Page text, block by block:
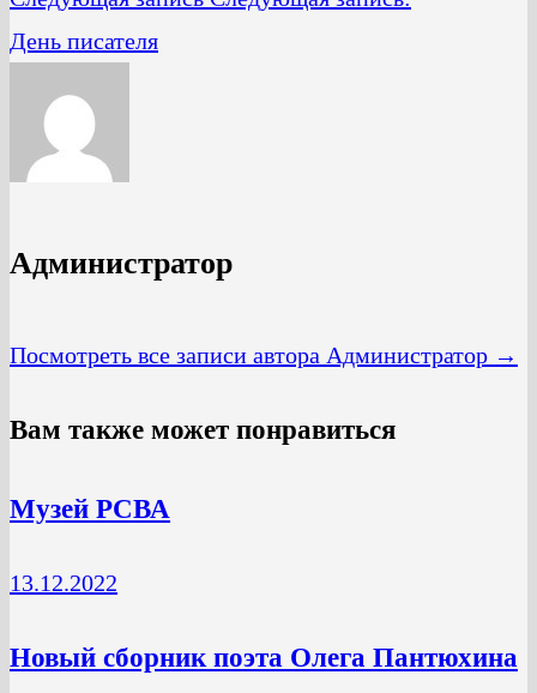
День писателя
Администратор
Посмотреть все записи автора Администратор →
Вам также может понравиться
Музей РСВА
13.12.2022
Новый сборник поэта Олега Пантюхина